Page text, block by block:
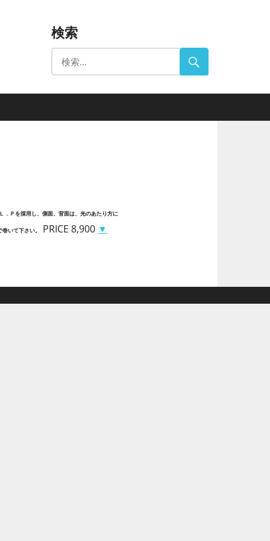
検索
Ｐを採用し、側面、背面は、光のあたり方に
いて下さい。 PRICE 8,900 ▼